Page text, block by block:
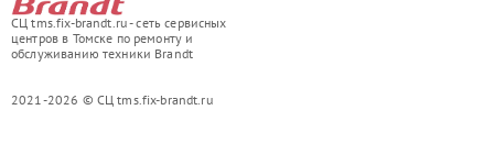
СЦ tms.fix-brandt.ru - сеть сервисных
центров в Томске по ремонту и
обслуживанию техники Brandt
2021-2026 © СЦ tms.fix-brandt.ru